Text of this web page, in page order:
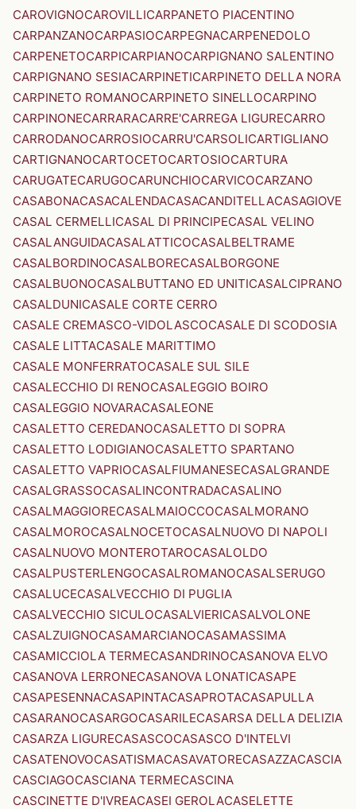
CAROVIGNOCAROVILLICARPANETO PIACENTINO
CARPANZANOCARPASIOCARPEGNACARPENEDOLO
CARPENETOCARPICARPIANOCARPIGNANO SALENTINO
CARPIGNANO SESIACARPINETICARPINETO DELLA NORA
CARPINETO ROMANOCARPINETO SINELLOCARPINO
CARPINONECARRARACARRE'CARREGA LIGURECARRO
CARRODANOCARROSIOCARRU'CARSOLICARTIGLIANO
CARTIGNANOCARTOCETOCARTOSIOCARTURA
CARUGATECARUGOCARUNCHIOCARVICOCARZANO
CASABONACASACALENDACASACANDITELLACASAGIOVE
CASAL CERMELLICASAL DI PRINCIPECASAL VELINO
CASALANGUIDACASALATTICOCASALBELTRAME
CASALBORDINOCASALBORECASALBORGONE
CASALBUONOCASALBUTTANO ED UNITICASALCIPRANO
CASALDUNICASALE CORTE CERRO
CASALE CREMASCO-VIDOLASCOCASALE DI SCODOSIA
CASALE LITTACASALE MARITTIMO
CASALE MONFERRATOCASALE SUL SILE
CASALECCHIO DI RENOCASALEGGIO BOIRO
CASALEGGIO NOVARACASALEONE
CASALETTO CEREDANOCASALETTO DI SOPRA
CASALETTO LODIGIANOCASALETTO SPARTANO
CASALETTO VAPRIOCASALFIUMANESECASALGRANDE
CASALGRASSOCASALINCONTRADACASALINO
CASALMAGGIORECASALMAIOCCOCASALMORANO
CASALMOROCASALNOCETOCASALNUOVO DI NAPOLI
CASALNUOVO MONTEROTAROCASALOLDO
CASALPUSTERLENGOCASALROMANOCASALSERUGO
CASALUCECASALVECCHIO DI PUGLIA
CASALVECCHIO SICULOCASALVIERICASALVOLONE
CASALZUIGNOCASAMARCIANOCASAMASSIMA
CASAMICCIOLA TERMECASANDRINOCASANOVA ELVO
CASANOVA LERRONECASANOVA LONATICASAPE
CASAPESENNACASAPINTACASAPROTACASAPULLA
CASARANOCASARGOCASARILECASARSA DELLA DELIZIA
CASARZA LIGURECASASCOCASASCO D'INTELVI
CASATENOVOCASATISMACASAVATORECASAZZACASCIA
CASCIAGOCASCIANA TERMECASCINA
CASCINETTE D'IVREACASEI GEROLACASELETTE